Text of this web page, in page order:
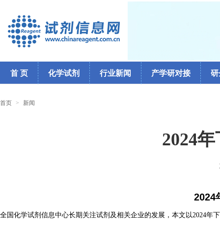
首 页 化学试剂 行业新闻 产学研对接 研
首页 > 新闻
2024
2024
全国化学试剂信息中心长期关注试剂及相关企业的发展，本文以2024